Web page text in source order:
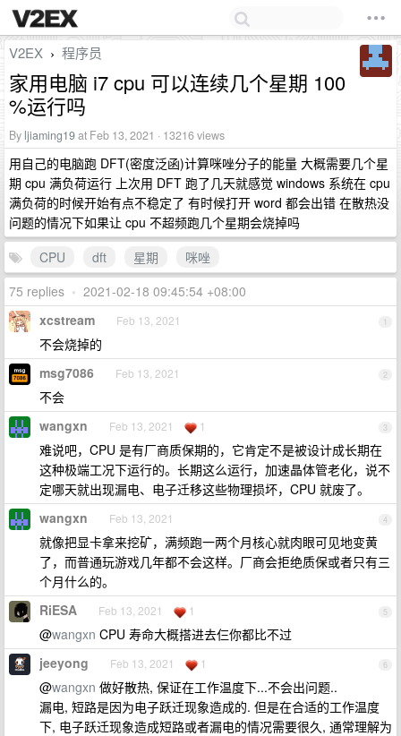
V2EX › 程序员
家用电脑 i7 cpu 可以连续几个星期 100
%运行吗
By ljiaming19at Feb 13, 2021 · 13216 views
用自己的电脑跑 DFT(密度泛函)计算咪唑分子的能量 大概需要几个星
期 cpu 满负荷运行 上次用 DFT 跑了几天就感觉 windows 系统在 cpu
满负荷的时候开始有点不稳定了 有时候打开 word 都会出错 在散热没
问题的情况下如果让 cpu 不超频跑几个星期会烧掉吗
CPU
dft 星期
咪唑
75 replies • 2021-02-18 09:45:54 +08:00
1
xcstream Feb 13, 2021
不会烧掉的
2
msg7086 Feb 13, 2021
不会
3
wangxn Feb 13, 2021 1
难说吧，CPU 是有厂商质保期的，它肯定不是被设计成长期在
这种极端工况下运行的。长期这么运行，加速晶体管老化，说不
定哪天就出现漏电、电子迁移这些物理损坏，CPU 就废了。
4
wangxn Feb 13, 2021
就像把显卡拿来挖矿，满频跑一两个月核心就肉眼可见地变黄
了，而普通玩游戏几年都不会这样。厂商会拒绝质保或者只有三
个月什么的。
5
RiESA Feb 13, 2021 1
@wangxn CPU 寿命大概搭进去仨你都比不过
6
jeeyong Feb 13, 2021 1
@wangxn 做好散热, 保证在工作温度下...不会出问题..
漏电, 短路是因为电子跃迁现象造成的. 但是在合适的工作温度
下, 电子跃迁现象造成短路或者漏电的情况需要很久, 通常理解为